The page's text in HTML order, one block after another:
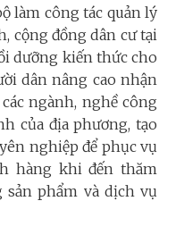
làm công tác quản lý
cộng đồng dân cư tại
dưỡng kiến thức cho
dân nâng cao nhận
ngành, nghề công
của địa phương, tạo
nghiệp để phục vụ
hàng khi đến thăm
sản phẩm và dịch vụ